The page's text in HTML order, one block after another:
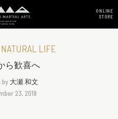
ONLINE
STORE
LIFE
ら歓喜へ
by 大瀬 和文
23, 2018